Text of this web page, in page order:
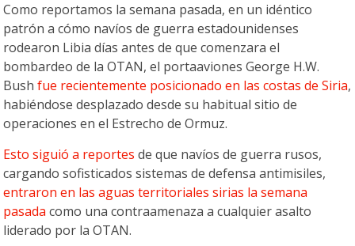
Como reportamos la semana pasada, en un idéntico
patrón a cómo navíos de guerra estadounidenses
rodearon Libia días antes de que comenzara el
bombardeo de la OTAN, el portaaviones George H.W.
Bushfue recientemente posicionado en las costas de Siria,
habiéndose desplazado desde su habitual sitio de
operaciones en el Estrecho de Ormuz.
Esto siguió a reportes de que navíos de guerra rusos,
cargando sofisticados sistemas de defensa antimisiles,
entraron en las aguas territoriales sirias la semana
pasada como una contraamenaza a cualquier asalto
liderado por la OTAN.